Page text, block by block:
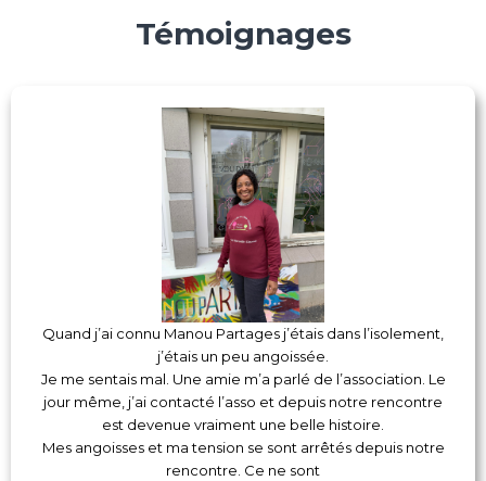
Témoignages
Quand j’ai connu Manou Partages j’étais dans l’isolement,
j’étais un peu angoissée.
Je me sentais mal. Une amie m’a parlé de l’association. Le
jour même, j’ai contacté l’asso et depuis notre rencontre
est devenue vraiment une belle histoire.
Mes angoisses et ma tension se sont arrêtés depuis notre
rencontre. Ce ne sont